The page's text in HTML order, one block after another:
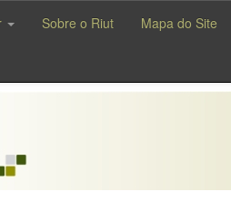
Sobre o Riut Mapa do Site